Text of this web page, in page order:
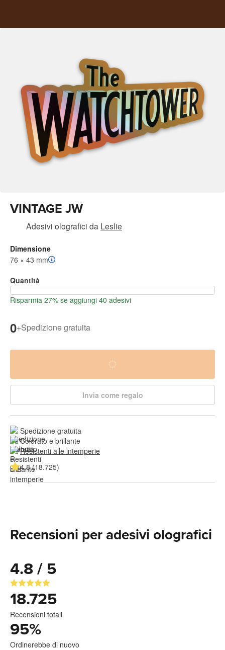
VINTAGE JW
Adesivi olografici da Leslie
Dimensione
76 × 43 mm
Quantità
Risparmia 27% se aggiungi 40 adesivi
0+Spedizione gratuita
Invia come regalo
Spedizione gratuita
Colorato e brillante
Resistenti alle intemperie
4.8 (18.725)
Recensioni per adesivi olografici
4.8 / 5
18.725
Recensioni totali
95%
Ordinerebbe di nuovo